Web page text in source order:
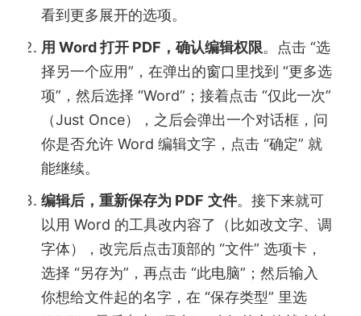
看到更多展开的选项。
用 Word 打开 PDF，确认编辑权限。点击 “选
择另一个应用”，在弹出的窗口里找到 “更多选
项”，然后选择 “Word”；接着点击 “仅此一次”
（Just Once），之后会弹出一个对话框，问
你是否允许 Word 编辑文字，点击 “确定” 就
能继续。
编辑后，重新保存为 PDF 文件。接下来就可
以用 Word 的工具改内容了（比如改文字、调
字体），改完后点击顶部的 “文件” 选项卡，
选择 “另存为”，再点击 “此电脑”；然后输入
你想给文件起的名字，在 “保存类型” 里选